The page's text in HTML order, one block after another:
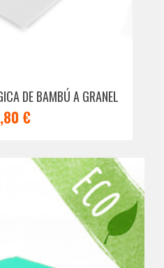
DE BAMBÚ A GRANEL
€